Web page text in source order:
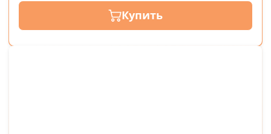
Купить